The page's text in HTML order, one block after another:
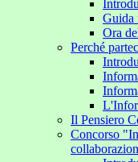
Guida
Ora
Perché
Il Pensiero
Concorso